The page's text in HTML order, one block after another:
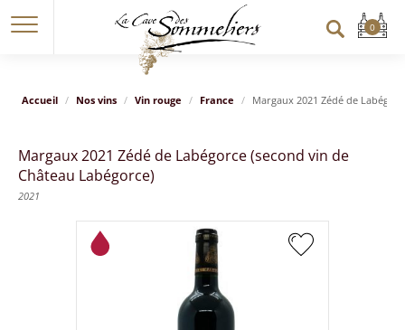
Accueil Nos vins Vin rouge France Margaux 2021 Zédé de
Margaux 2021 Zédé de Labégorce (second vin de
Château Labégorce)
2021